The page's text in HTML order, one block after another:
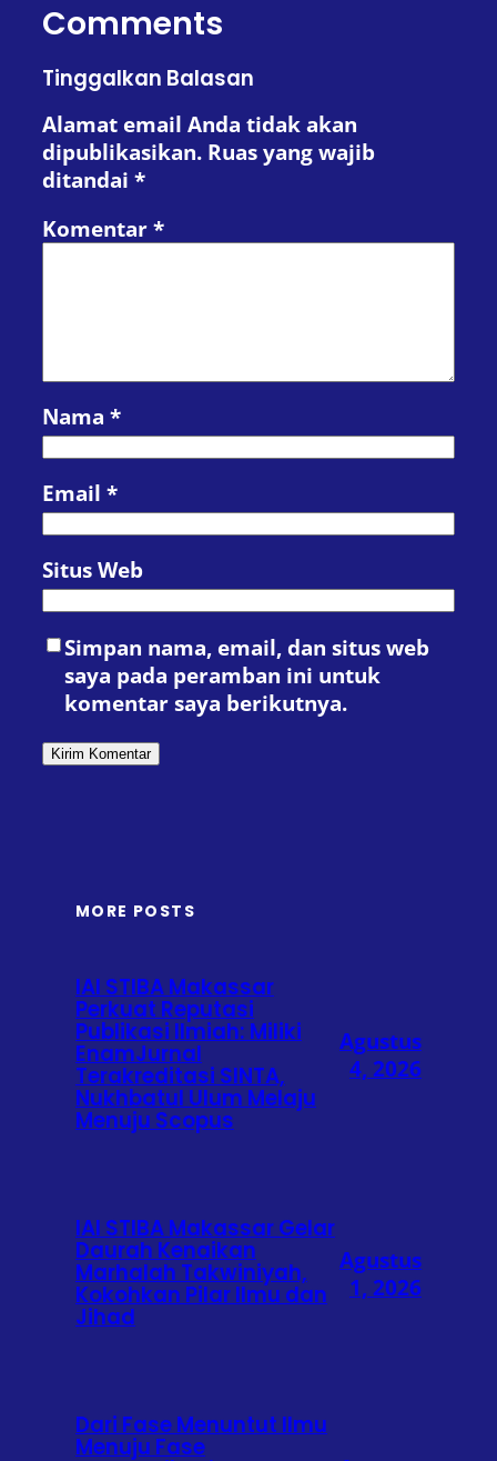
Comments
Tinggalkan Balasan
Alamat email Anda tidak akan
dipublikasikan. Ruas yang wajib
ditandai *
Komentar *
Nama *
Email *
Situs Web
Simpan nama, email, dan situs web
saya pada peramban ini untuk
komentar saya berikutnya.
MORE POSTS
IAI STIBA Makassar
Perkuat Reputasi
Publikasi Ilmiah: Miliki
EnamJurnal
Terakreditasi SINTA,
Nukhbatul Ulum Melaju
Menuju Scopus
Agustus
4, 2026
IAI STIBA Makassar Gelar
Daurah Kenaikan
Marhalah Takwiniyah,
Kokohkan Pilar Ilmu dan
Jihad
Agustus
1, 2026
Dari Fase Menuntut Ilmu
Menuju Fase